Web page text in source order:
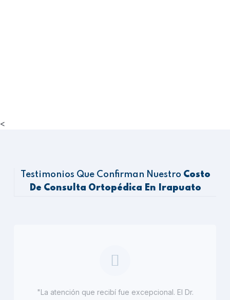
<
Testimonios Que Confirman Nuestro Costo
De Consulta Ortopédica En Irapuato
"La atención que recibí fue excepcional. El Dr.